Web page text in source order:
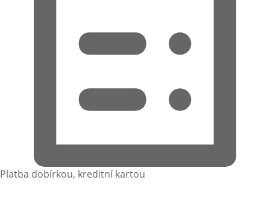
Platba dobírkou, kreditní kartou